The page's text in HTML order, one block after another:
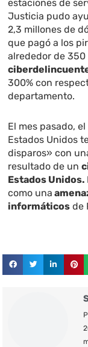
estaciones de
Justicia pudo
2,3 millones de
que pagó a los
alrededor de 350
300% con
departamento.
El mes pasado,
Estados Unidos
disparos» con
resultado de un
Estados Unidos.
como una
informáticos de